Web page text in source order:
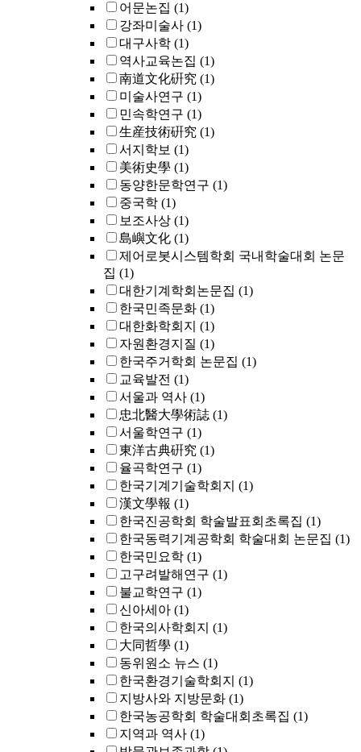
어문논집 (1)
강좌미술사 (1)
대구사학 (1)
역사교육논집 (1)
南道文化硏究 (1)
미술사연구 (1)
민속학연구 (1)
生産技術硏究 (1)
서지학보 (1)
美術史學 (1)
동양한문학연구 (1)
중국학 (1)
보조사상 (1)
島嶼文化 (1)
제어로봇시스템학회 국내학술대회 논문
집 (1)
대한기계학회논문집 (1)
한국민족문화 (1)
대한화학회지 (1)
자원환경지질 (1)
한국주거학회 논문집 (1)
교육발전 (1)
서울과 역사 (1)
忠北醫大學術誌 (1)
서울학연구 (1)
東洋古典硏究 (1)
율곡학연구 (1)
한국기계기술학회지 (1)
漢文學報 (1)
한국진공학회 학술발표회초록집 (1)
한국동력기계공학회 학술대회 논문집 (1)
한국민요학 (1)
고구려발해연구 (1)
불교학연구 (1)
신아세아 (1)
한국의사학회지 (1)
大同哲學 (1)
동위원소 뉴스 (1)
한국환경기술학회지 (1)
지방사와 지방문화 (1)
한국농공학회 학술대회초록집 (1)
지역과 역사 (1)